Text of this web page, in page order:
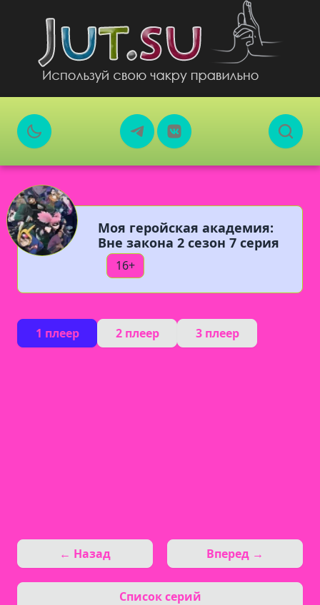
Моя геройская академия:
Вне закона 2 сезон 7 серия
16+
1 плеер 2 плеер 3 плеер
← Назад
Список серий
Вперед →